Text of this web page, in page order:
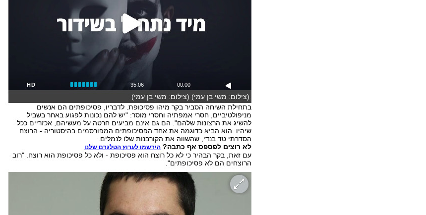
00:00
35:06
HD
(צילום: משי בן עמי) (צילום: משי בן עמי)
בתחילת השיחה הסביר בקר מיהו פסיכופת. לדבריו, פסיכופתים הם אנשים
מניפולטיביים, חסרי אמפתיה וחסרי מוסר: "יש להם נכונות לפגוע באחר בשביל
להשיג את הרצונות שלהם". הם גם אינם מביעים חרטה על מעשיהם, אכזריים ככל
שיהיו. הוא הביא כדוגמה את אחד הפסיכופתים המפורסמים בהיסטוריה - הרוצח
הסדרתי טד בנדי, שהשווה את הקורבנות שלו לנמלים.
לא רוצים לפספס אף כתבה? הירשמו לערוץ הטלגרם שלנו
עם זאת, בקר הבהיר כי לא כל רוצח הוא פסיכופת - ולא כל פסיכופת הוא רוצח. "רוב
הרוצחים הם לא פסיכופתים".